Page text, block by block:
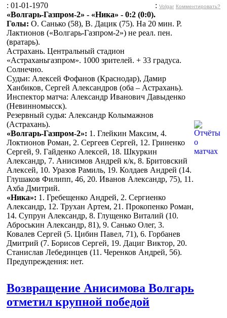
: 01-01-1970 : Volgar Комментировать?
«Волгарь-Газпром-2» - «Ника» - 0:2 (0:0).
Голы: О. Санько (58), В. Дацик (75). На 20 мин. Р.
Лактионов («Волгарь-Газпром-2») не реал. пен.
(вратарь).
Астрахань. Центральный стадион
«Астраханьгазпром». 1000 зрителей. + 33 градуса.
Солнечно.
Судьи: Алексей Фофанов (Краснодар), Дамир
Ханбиков, Сергей Александров (оба – Астрахань).
Инспектор матча: Александр Иванович Давыденко
(Невинномысск).
Резервный судья: Александр Колымажнов
(Астрахань).
«Волгарь-Газпром-2»: 1. Глейкин Максим, 4.
Локтионов Роман, 2. Сергеев Сергей, 12. Гриненко
Сергей, 9. Гайденко Алексей, 18. Шкуркин
Александр, 7. Анисимов Андрей к/к, 8. Бритовский
Алексей, 10. Уразов Рамиль, 19. Колдаев Андрей (14.
Глушаков Филипп, 46, 20. Иванов Александр, 75), 11.
Ахба Дмитрий.
«Ника»: 1. Гребещенко Андрей, 2. Сергиенко
Александр, 12. Трухан Артем, 21. Прокопенко Роман,
14. Супрун Александр, 8. Глущенко Виталий (10.
Аброськин Александр, 81), 9. Санько Олег, 3.
Ковалев Сергей (5. Цибин Павел, 71), 6. Горбанев
Дмитрий (7. Борисов Сергей, 19. Дациг Виктор, 20.
Станислав Лебединцев (11. Черенков Андрей, 56).
Предупреждения: нет.
Возвращение Анисимова Волгарь
отметил крупной победой